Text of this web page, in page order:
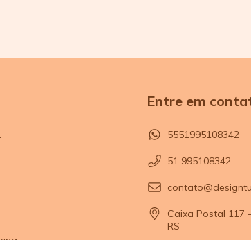
Entre em
5551995108342
51 995108342
Caixa Postal 117
RS